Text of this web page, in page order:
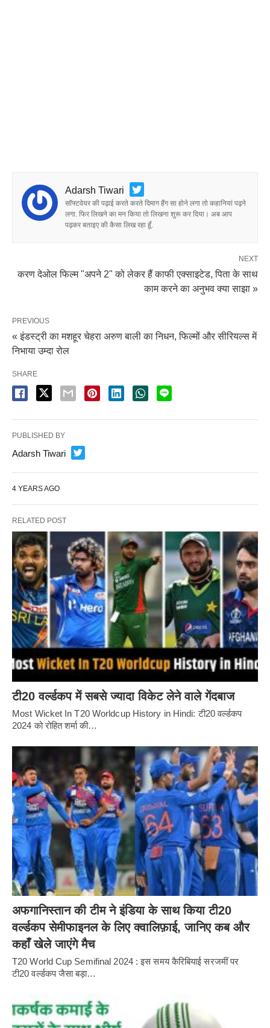
Adarsh Tiwari
सॉफ्टवेयर की पढ़ाई करते करते दिमाग हैंग सा होने लगा तो कहानियां पढ़ने
लगा. फिर लिखने का मन किया तो लिखना शुरू कर दिया। अब आप
पढ़कर बताइए की कैसा लिख रहा हूँ.
NEXT
करण देओल फिल्म "अपने 2" को लेकर हैं काफी एक्साइटेड, पिता के साथ
काम करने का अनुभव क्या साझा »
PREVIOUS
« इंडस्ट्री का मशहूर चेहरा अरुण बाली का निधन, फिल्मों और सीरियल्स में
निभाया उम्दा रोल
SHARE
PUBLISHED BY
Adarsh Tiwari
4 YEARS AGO
RELATED POST
टी20 वर्ल्डकप में सबसे ज्यादा विकेट लेने वाले गेंदबाज
Most Wicket In T20 Worldcup History in Hindi: टी20 वर्ल्डकप
2024 को रोहित शर्मा की…
अफगानिस्तान की टीम ने इंडिया के साथ किया टी20
वर्ल्डकप सेमीफाइनल के लिए क्वालिफ़ाई, जानिए कब और
कहाँ खेले जाएंगे मैच
T20 World Cup Semifinal 2024 : इस समय कैरिबियाई सरजमीं पर
टी20 वर्ल्डकप जैसा बड़ा…